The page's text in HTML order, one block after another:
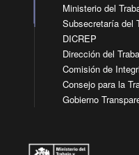
Ministerio del
Subsecretaría del
DICREP
Dirección del
Comisión de
Consejo para la
Gobierno